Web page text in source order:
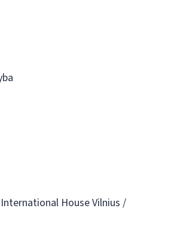
House Vilnius /